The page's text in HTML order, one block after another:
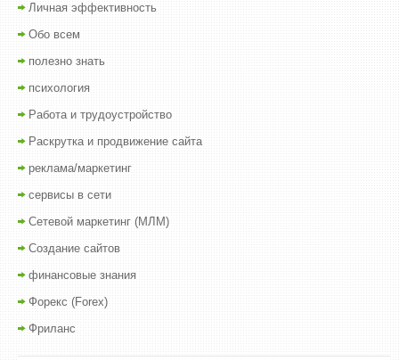
Личная эффективность
Обо всем
полезно знать
психология
Работа и трудоустройство
Раскрутка и продвижение сайта
реклама/маркетинг
сервисы в сети
Сетевой маркетинг (МЛМ)
Создание сайтов
финансовые знания
Форекс (Forex)
Фриланс